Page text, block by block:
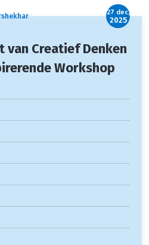
27 dec,
2025
van Creatief Denken
Workshop